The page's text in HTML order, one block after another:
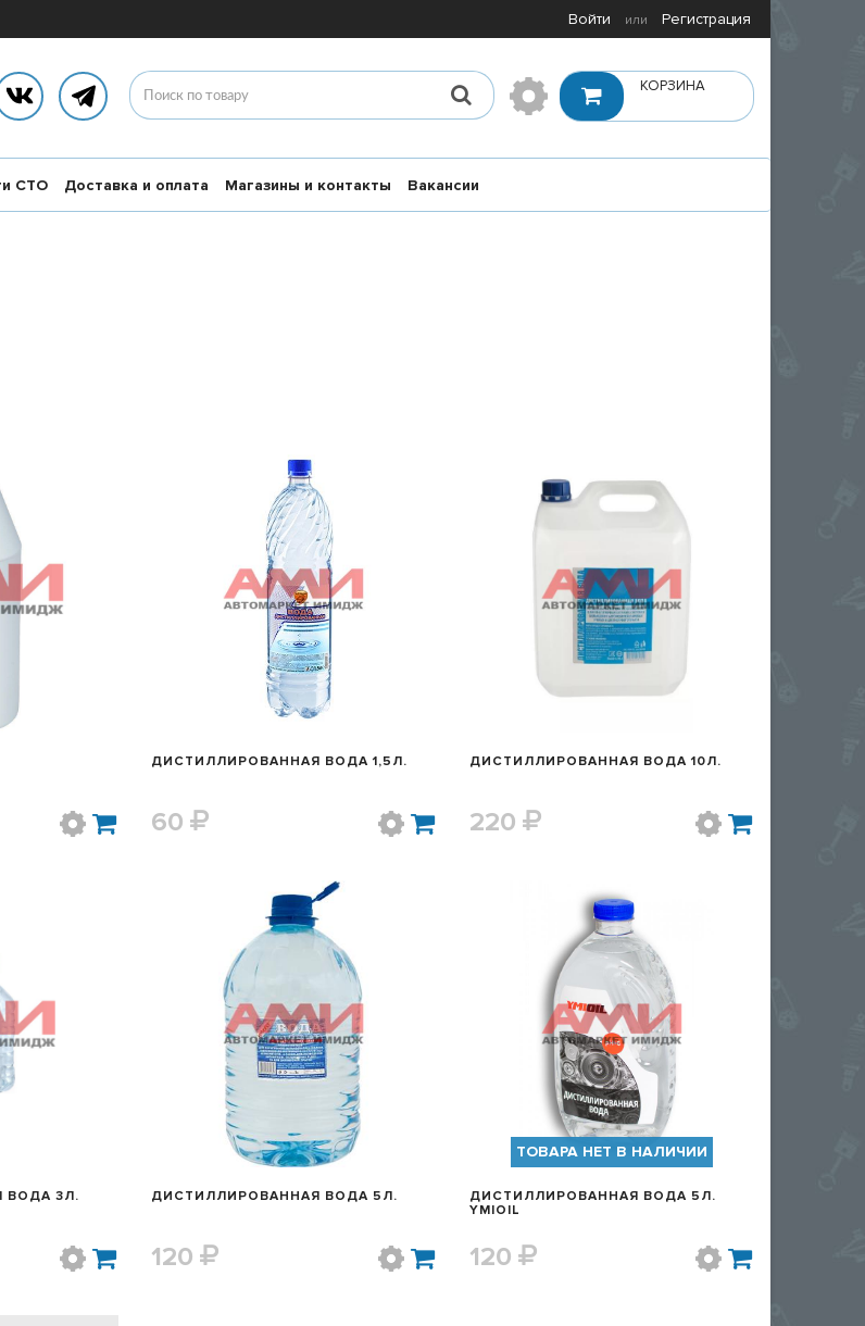
Войти или Регистрация
КОРЗИНА
СТО Доставка и оплата Магазины и контакты Вакансии
БЫСТРЫЙ ПРОСМОТР
ДИСТИЛЛИРОВАННАЯ ВОДА 1,5Л.
60
БЫСТРЫЙ ПРОСМОТР
ДИСТИЛЛИРОВАННАЯ ВОДА 10Л.
220
ВОДА 3Л.
БЫСТРЫЙ ПРОСМОТР
ДИСТИЛЛИРОВАННАЯ ВОДА 5Л.
120
БЫСТРЫЙ ПРОСМОТР
ТОВАРА НЕТ В НАЛИЧИИ
ДИСТИЛЛИРОВАННАЯ ВОДА 5Л.
YMIOIL
120